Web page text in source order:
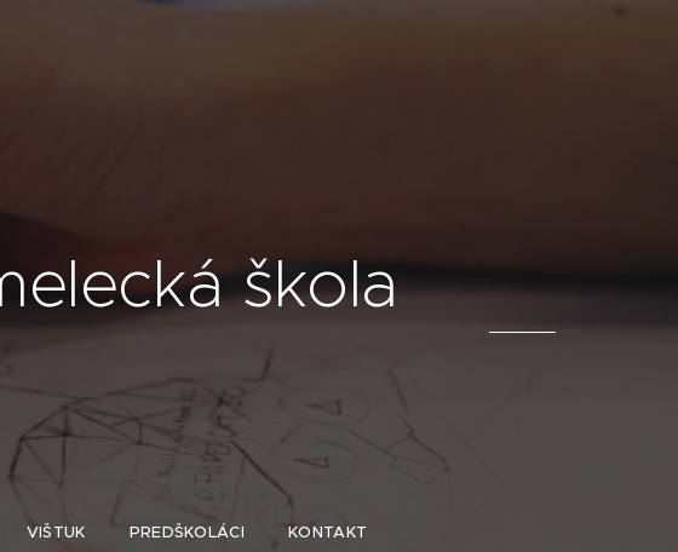
škola
VIŠTUK PREDŠKOLÁCI KONTAKT